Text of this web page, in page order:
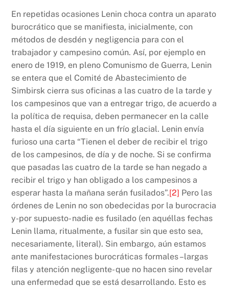
En repetidas ocasiones Lenin choca contra un aparato
burocrático que se manifiesta, inicialmente, con
métodos de desdén y negligencia para con el
trabajador y campesino común. Así, por ejemplo en
enero de 1919, en pleno Comunismo de Guerra, Lenin
se entera que el Comité de Abastecimiento de
Simbirsk cierra sus oficinas a las cuatro de la tarde y
los campesinos que van a entregar trigo, de acuerdo a
la política de requisa, deben permanecer en la calle
hasta el día siguiente en un frío glacial. Lenin envía
furioso una carta “Tienen el deber de recibir el trigo
de los campesinos, de día y de noche. Si se confirma
que pasadas las cuatro de la tarde se han negado a
recibir el trigo y han obligado a los campesinos a
esperar hasta la mañana serán fusilados”.[2] Pero las
órdenes de Lenin no son obedecidas por la burocracia
y-por supuesto- nadie es fusilado (en aquéllas fechas
Lenin llama, ritualmente, a fusilar sin que esto sea,
necesariamente, literal). Sin embargo, aún estamos
ante manifestaciones burocráticas formales –largas
filas y atención negligente- que no hacen sino revelar
una enfermedad que se está desarrollando. Esto es